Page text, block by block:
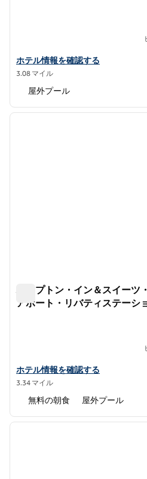
ヒルトン・サンディエゴ・エアポ
ホテル情報を確認する
3.08 マイル
屋外プール
1/12
ハンプトン・イン＆スイーツ
アポート・リバティステーシ
ハンプトン・イン＆スイーツ・サ
ホテル情報を確認する
3.34 マイル
無料の朝食 屋外プール
1/12